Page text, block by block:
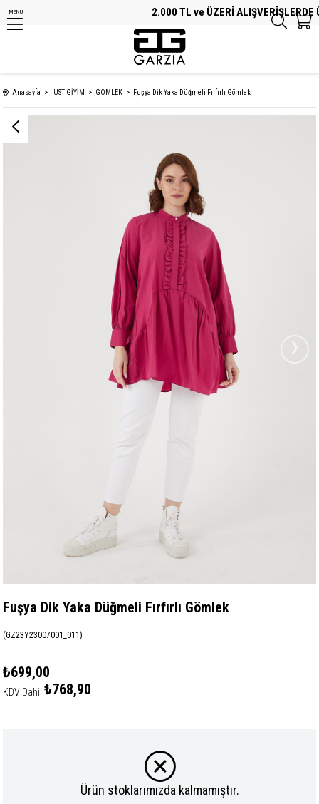
2.000 TL ve ÜZERİ ALIŞVERİŞLERDE
MENU
Anasayfa ÜST GİYİM GÖMLEK Fuşya Dik Yaka Düğmeli Fırfırlı Gömlek
Fuşya Dik Yaka Düğmeli Fırfırlı Gömlek
(GZ23Y23007001_011)
₺699,00
KDV Dahil ₺768,90
Ürün stoklarımızda kalmamıştır.